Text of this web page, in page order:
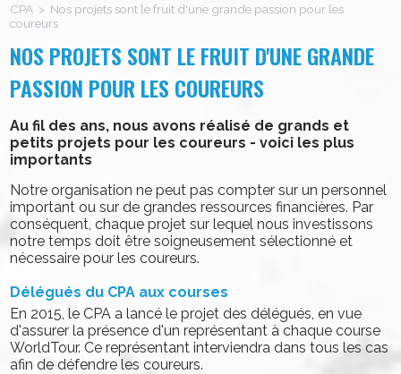
CPA > Nos projets sont le fruit d'une grande passion pour les
coureurs
NOS PROJETS SONT LE FRUIT D'UNE GRANDE
PASSION POUR LES COUREURS
Au fil des ans, nous avons réalisé de grands et
petits projets pour les coureurs - voici les plus
importants
Notre organisation ne peut pas compter sur un personnel
important ou sur de grandes ressources financières. Par
conséquent, chaque projet sur lequel nous investissons
notre temps doit être soigneusement sélectionné et
nécessaire pour les coureurs.
Délégués du CPA aux courses
En 2015, le CPA a lancé le projet des délégués, en vue
d'assurer la présence d'un représentant à chaque course
WorldTour. Ce représentant interviendra dans tous les cas
afin de défendre les coureurs.